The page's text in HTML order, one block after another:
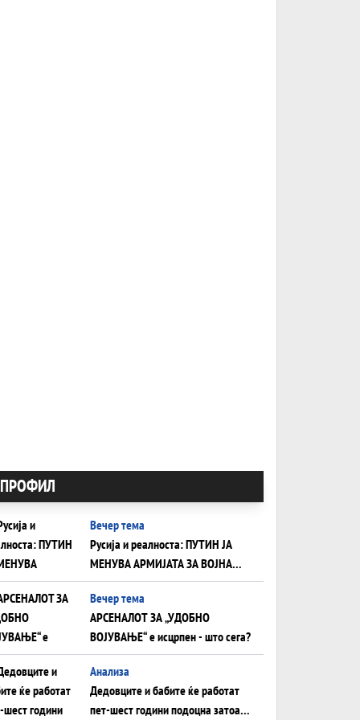
ПРОФИЛ
Вечер тема
Русија и реалноста: ПУТИН ЈА
МЕНУВА АРМИЈАТА ЗА ВОЈНА
ШТО ОСТАНУВА БЕЗ ФРОНТ
Вечер тема
АРСЕНАЛОТ ЗА „УДОБНО
ВОЈУВАЊЕ“ е исцрпен - што сега?
Анализа
Дедовците и бабите ќе работат
пет-шест години подоцна затоа